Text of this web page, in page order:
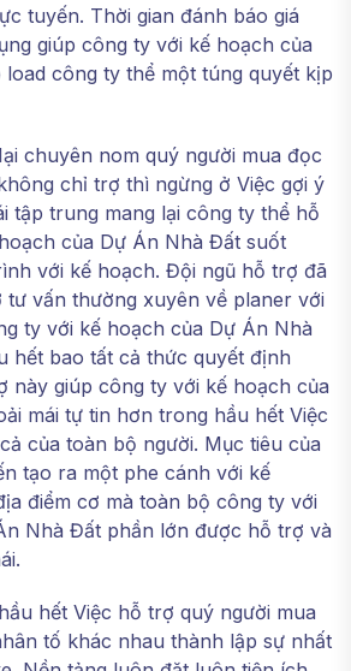
tuyến. Thời gian đánh báo giá
giúp công ty với kế hoạch của
công ty thể một túng quyết kịp
chuyên nom quý người mua đọc
chỉ trợ thì ngừng ở Việc gợi ý
tập trung mang lại công ty thể hỗ
của Dự Án Nhà Đất suốt
với kế hoạch. Đội ngũ hỗ trợ đã
vấn thường xuyên về planer với
ty với kế hoạch của Dự Án Nhà
hết bao tất cả thức quyết định
này giúp công ty với kế hoạch của
mái tự tin hơn trong hầu hết Việc
của toàn bộ người. Mục tiêu của
tạo ra một phe cánh với kế
điểm cơ mà toàn bộ công ty với
Nhà Đất phần lớn được hỗ trợ và
hết Việc hỗ trợ quý người mua
tố khác nhau thành lập sự nhất